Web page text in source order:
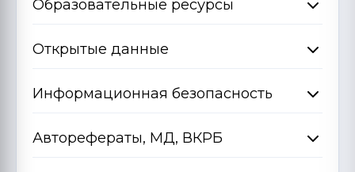
Образовательные ресурсы
Открытые данные
Информационная безопасность
Авторефераты, МД, ВКРБ